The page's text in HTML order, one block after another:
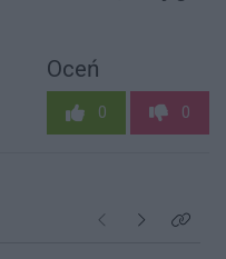
Oceń
0 0
Poprzednie
NastępneKliknij